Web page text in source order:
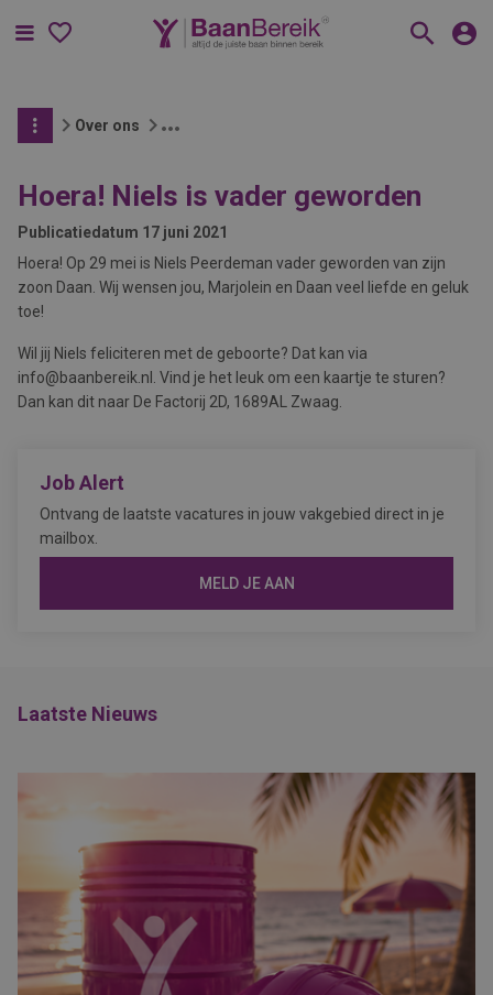
Menu
Over ons
Hoera! Niels is vader geworden
Publicatiedatum 17 juni 2021
Hoera! Op 29 mei is Niels Peerdeman vader geworden van zijn
zoon Daan. Wij wensen jou, Marjolein en Daan veel liefde en geluk
toe!
Wil jij Niels feliciteren met de geboorte? Dat kan via
info@baanbereik.nl. Vind je het leuk om een kaartje te sturen?
Dan kan dit naar De Factorij 2D, 1689AL Zwaag.
Job Alert
Ontvang de laatste vacatures in jouw vakgebied direct in je
mailbox.
MELD JE AAN
Laatste Nieuws